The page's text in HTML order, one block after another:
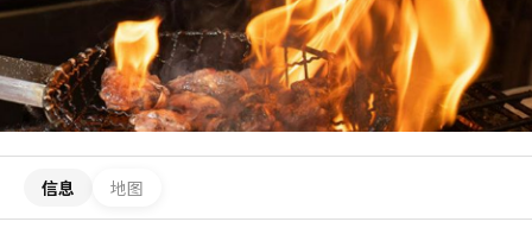
信息 地图